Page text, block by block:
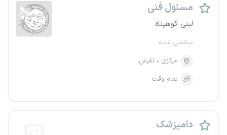
مسئول فنی
لبنی‌ کوهپناه
منقضی شده
مرکزی
تفرش
تمام وقت
دامپزشک